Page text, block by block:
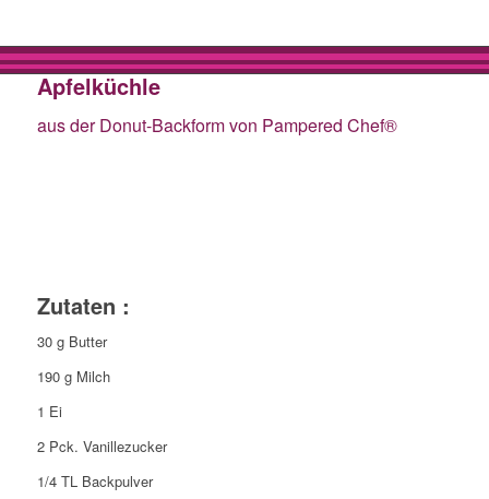
Apfelküchle
aus der Donut-Backform von Pampered Chef®
Zutaten :
30 g Butter
190 g Milch
1 Ei
2 Pck. Vanillezucker
1/4 TL Backpulver